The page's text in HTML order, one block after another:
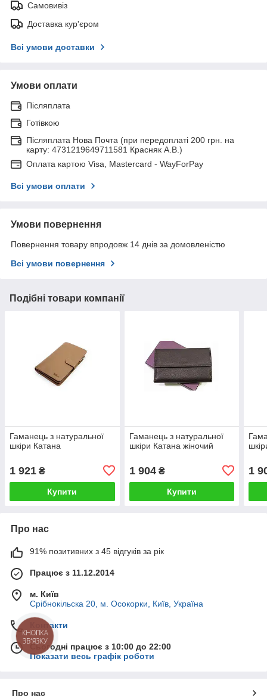
Самовивіз
Доставка кур'єром
Всі умови доставки
Умови оплати
Післяплата
Готівкою
Післяплата Нова Почта (при передоплаті 200 грн. на
карту: 4731219649711581 Красняк А.В.)
Оплата картою Visa, Mastercard - WayForPay
Всі умови оплати
Умови повернення
Повернення товару впродовж 14 днів за домовленістю
Всі умови повернення
Подібні товари компанії
Гаманець з натуральної
шкіри Катана
1 921 ₴
Купити
Гаманець з натуральної
шкіри Катана жіночий
1 904₴
Купити
1
Про нас
91% позитивних з 45 відгуків за рік
Працює з 11.12.2014
м. Київ
Срібнокільска 20, м. Осокорки, Київ, Україна
Контакти
Сьогодні працює з 10:00 до 22:00
Показати весь графік роботи
Про нас
КНОПКА
ЗВ'ЯЗКУ